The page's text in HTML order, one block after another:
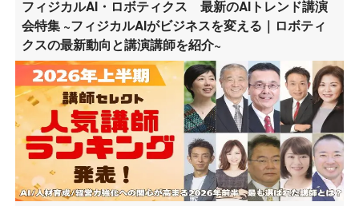
フィジカルAI・ロボティクス 最新のAIトレンド講演
会特集 ~フィジカルAIがビジネスを変える｜ロボティ
クスの最新動向と講演講師を紹介~